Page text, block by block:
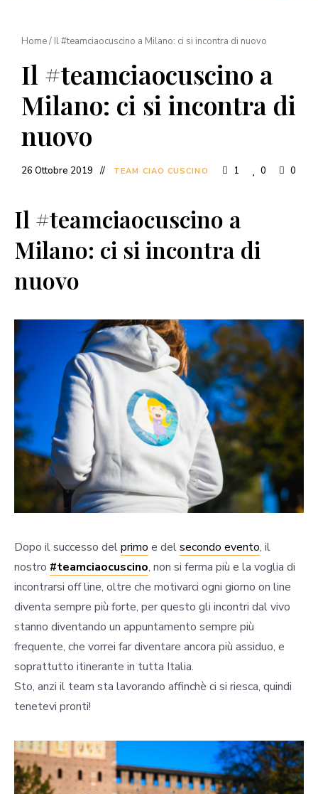
Home/ Il #teamciaocuscino a Milano: ci si incontra di nuovo
Il #teamciaocuscino a
Milano: ci si incontra di
nuovo
26 Ottobre 2019 TEAM CIAO CUSCINO 1 0 0
Il #teamciaocuscino a
Milano: ci si incontra di
nuovo
Dopo il successo delprimo e delsecondo evento, il
nostro #teamciaocuscino, non si ferma più e la voglia di
incontrarsi off line, oltre che motivarci ogni giorno on line
diventa sempre più forte, per questo gli incontri dal vivo
stanno diventando un appuntamento sempre più
frequente, che vorrei far diventare ancora più assiduo, e
soprattutto itinerante in tutta Italia.
Sto, anzi il team sta lavorando affinchè ci si riesca, quindi
tenetevi pronti!